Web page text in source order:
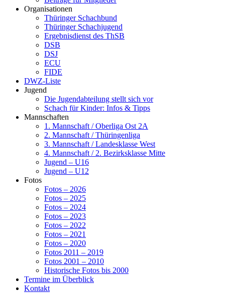
Organisationen
Thüringer Schachbund
Thüringer Schachjugend
Ergebnisdienst des ThSB
DSB
DSJ
ECU
FIDE
DWZ-Liste
Jugend
Die Jugendabteilung stellt sich vor
Schach für Kinder: Infos & Tipps
Mannschaften
1. Mannschaft / Oberliga Ost 2A
2. Mannschaft / Thüringenliga
3. Mannschaft / Landesklasse West
4. Mannschaft / 2. Bezirksklasse Mitte
Jugend – U16
Jugend – U12
Fotos
Fotos – 2026
Fotos – 2025
Fotos – 2024
Fotos – 2023
Fotos – 2022
Fotos – 2021
Fotos – 2020
Fotos 2011 – 2019
Fotos 2001 – 2010
Historische Fotos bis 2000
Termine im Überblick
Kontakt